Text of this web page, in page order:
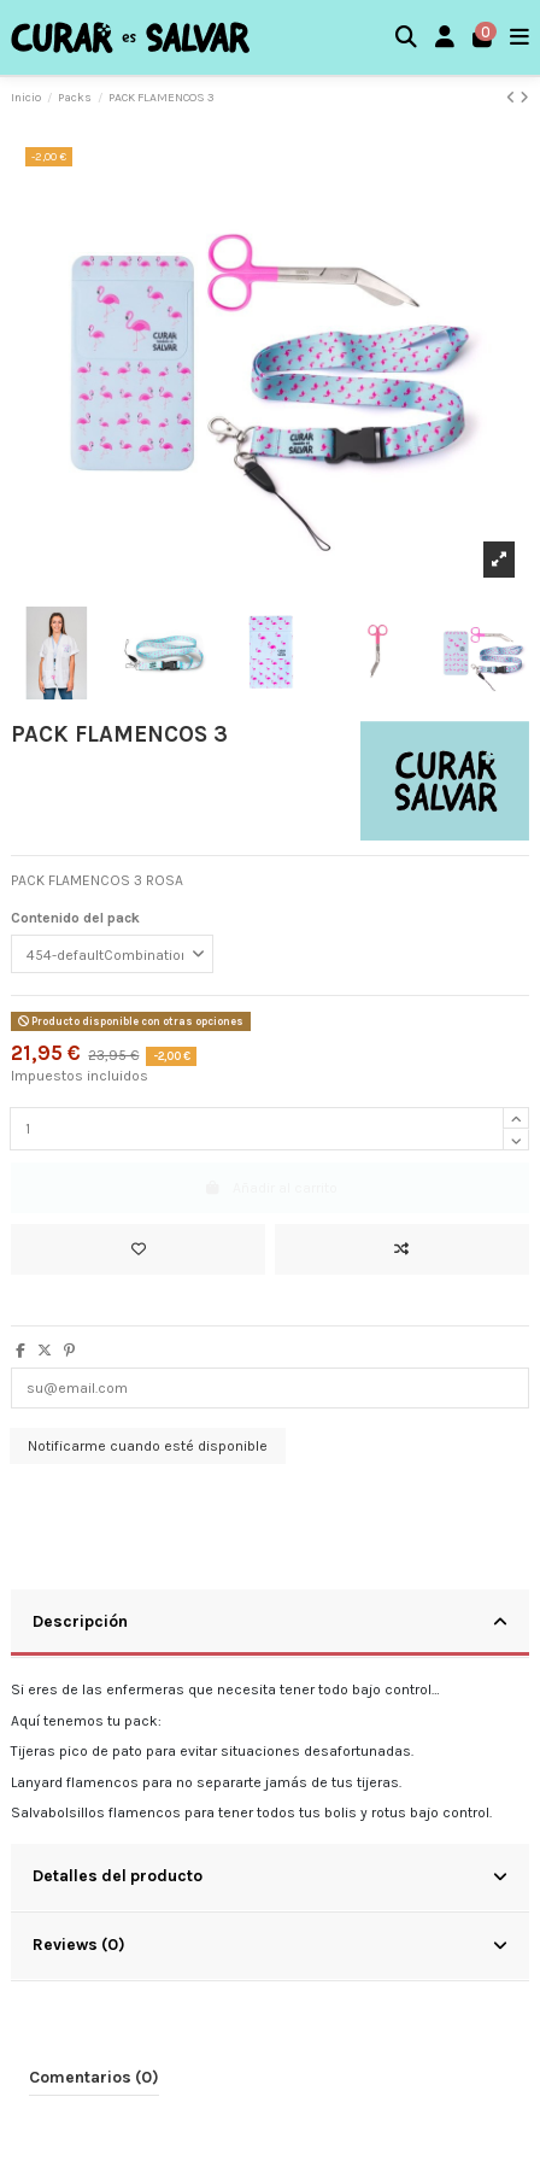
0
Inicio Packs PACK FLAMENCOS 3
-2,00 €
PACK FLAMENCOS 3
PACK FLAMENCOS 3 ROSA
Contenido del pack
Producto disponible con otras opciones
21,95 € 23,95 € -2,00 €
Impuestos incluidos
Descripción
Si eres de las enfermeras que necesita tener todo bajo control…
Aquí tenemos tu pack:
Tijeras pico de pato para evitar situaciones desafortunadas.
Lanyard flamencos para no separarte jamás de tus tijeras.
Salvabolsillos flamencos para tener todos tus bolis y rotus bajo control.
Detalles del producto
Reviews (0)
Comentarios (0)